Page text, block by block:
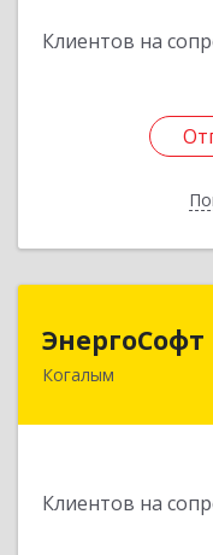
Клиентов на
ЭнергоСофт
Когалым
Клиентов на
628485, Ханты-